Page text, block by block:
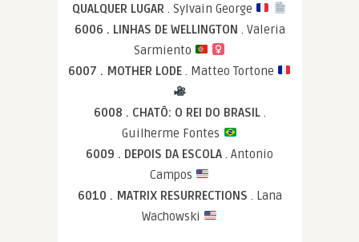
QUALQUER LUGAR. Sylvain George
6006 . LINHAS DE WELLINGTON . Valeria
Sarmiento
6007 . MOTHER LODE . Matteo Tortone
6008 . CHATÔ: O REI DO BRASIL .
Guilherme Fontes
6009 . DEPOIS DA ESCOLA . Antonio
Campos
6010 . MATRIX RESURRECTIONS . Lana
Wachowski